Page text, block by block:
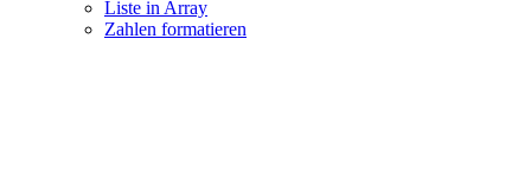
Liste in Array
Zahlen formatieren